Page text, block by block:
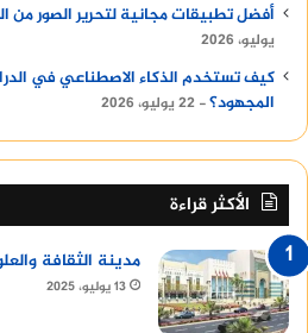
أفضل تطبيقات مجانية لتحرير الصور من
يوليو، 2026
كيف تستخدم الذكاء الاصطناعي في
المجهود؟ 22 يوليو، 2026
الأكثر قراءة
مدينة الثقافة
13 يوليو، 2025